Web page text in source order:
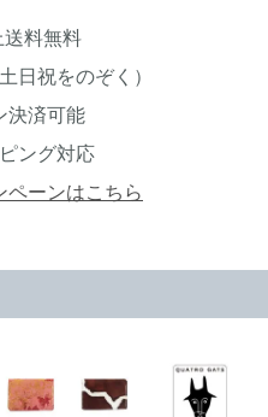
送料無料
日祝をのぞく）
決済可能
ング対応
ペーンはこちら